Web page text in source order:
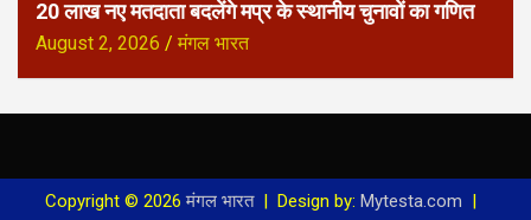
20 लाख नए मतदाता बदलेंगे मप्र के स्थानीय चुनावों का गणित
August 2, 2026 मंगल भारत
Copyright © 2026मंगल भारत Design by: Mytesta.com